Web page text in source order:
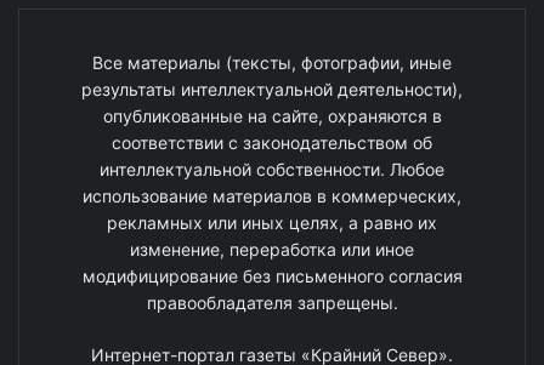
Все материалы (тексты, фотографии, иные
результаты интеллектуальной деятельности),
опубликованные на сайте, охраняются в
соответствии с законодательством об
интеллектуальной собственности. Любое
использование материалов в коммерческих,
рекламных или иных целях, а равно их
изменение, переработка или иное
модифицирование без письменного согласия
правообладателя запрещены.
Интернет-портал газеты «Крайний Север».